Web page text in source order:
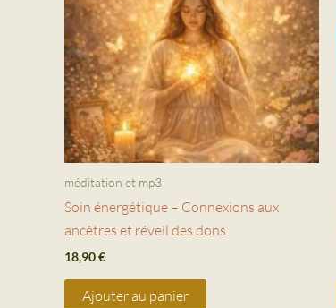
méditation et mp3
Soin énergétique – Connexions aux
ancêtres et réveil des dons
18,90€
Ajouter au panier